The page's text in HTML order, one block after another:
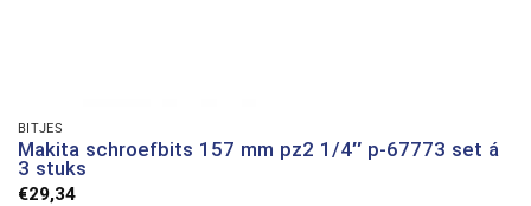
BITJES
Makita schroefbits 157 mm pz2 1/4″ p-67773 set á
3 stuks
€29,34